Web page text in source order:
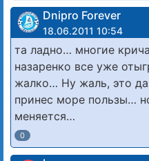
Dnipro Forever
18.06.2011 10:54
та ладно… многие
назаренко все уже
жалко… Ну жаль, это
принес море пользы…
меняется…
0